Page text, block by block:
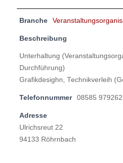
Branche
Beschreibung
Unterhaltung
Durchführung)
Grafikdesighn, Technikverleih
Telefonnummer 08585 979262
Adresse
Ulrichsreut 22
94133 Röhrnbach